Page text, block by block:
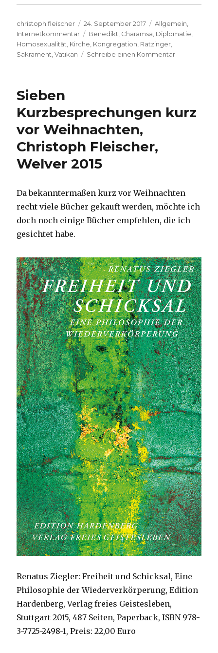
Autor
christoph.fleischer
Veröffentlicht
am
24. September 2017 Kategorien
Allgemein
Internetkommentar
Schlagwörter
Benedikt Charamsa Diplomatie
Homosexualität Kirche Kongregation Ratzinger
Sakrament ,Vatikan Schreibe einen Kommentarzu
Hintergrund,
Sieben
Kurzbesprechungen kurz
vor Weihnachten,
Christoph Fleischer,
Welver 2015
Da bekanntermaßen kurz vor Weihnachten
recht viele Bücher gekauft werden, möchte ich
doch noch einige Bücher empfehlen, die ich
gesichtet habe.
Renatus Ziegler: Freiheit und Schicksal, Eine
Philosophie der Wiederverkörperung, Edition
Hardenberg, Verlag freies Geistesleben,
Stuttgart 2015, 487 Seiten, Paperback, ISBN 978-
3-7725-2498-1, Preis: 22,00 Euro